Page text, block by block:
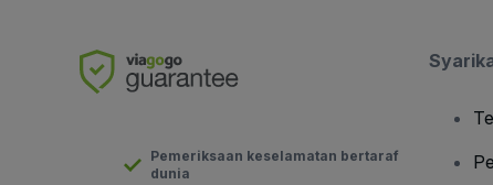
Pemeriksaan keselamatan bertaraf
dunia